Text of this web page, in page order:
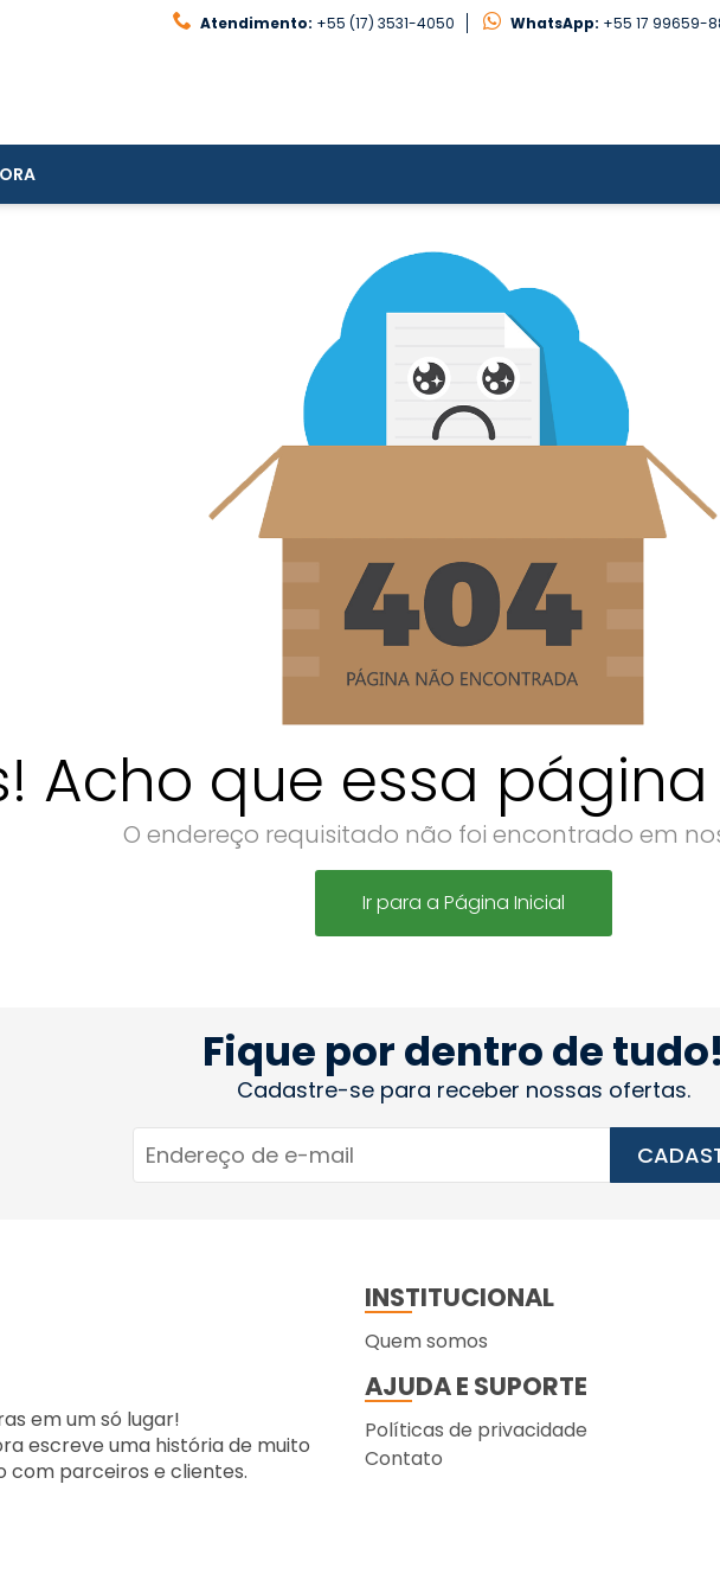
Atendimento: +55 (17) 3531-4050 WhatsApp: +55 17 99659-
Acho que essa
O endereço requisitado não foi encontrado em
Ir para a Página Inicial
Fique por dentro de tudo!
Cadastre-se para receber nossas ofertas.
em um só lugar!
escreve uma história de muito
com parceiros e clientes.
INSTITUCIONAL
Quem somos
AJUDA E SUPORTE
Políticas de privacidade
Contato